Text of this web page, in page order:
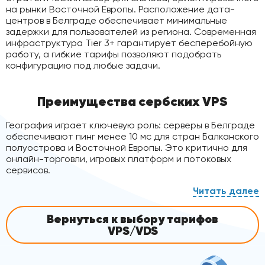
на рынки Восточной Европы. Расположение дата-
центров в Белграде обеспечивает минимальные
задержки для пользователей из региона. Современная
инфраструктура Tier 3+ гарантирует бесперебойную
работу, а гибкие тарифы позволяют подобрать
конфигурацию под любые задачи.
Преимущества сербских VPS
География играет ключевую роль: серверы в Белграде
обеспечивают пинг менее 10 мс для стран Балканского
полуострова и Восточной Европы. Это критично для
онлайн-торговли, игровых платформ и потоковых
сервисов.
Технологическая база предусматривает:
SSD-накопители — до 6× выше скорость чтения/
Вернуться к выбору тарифов
VPS/VDS